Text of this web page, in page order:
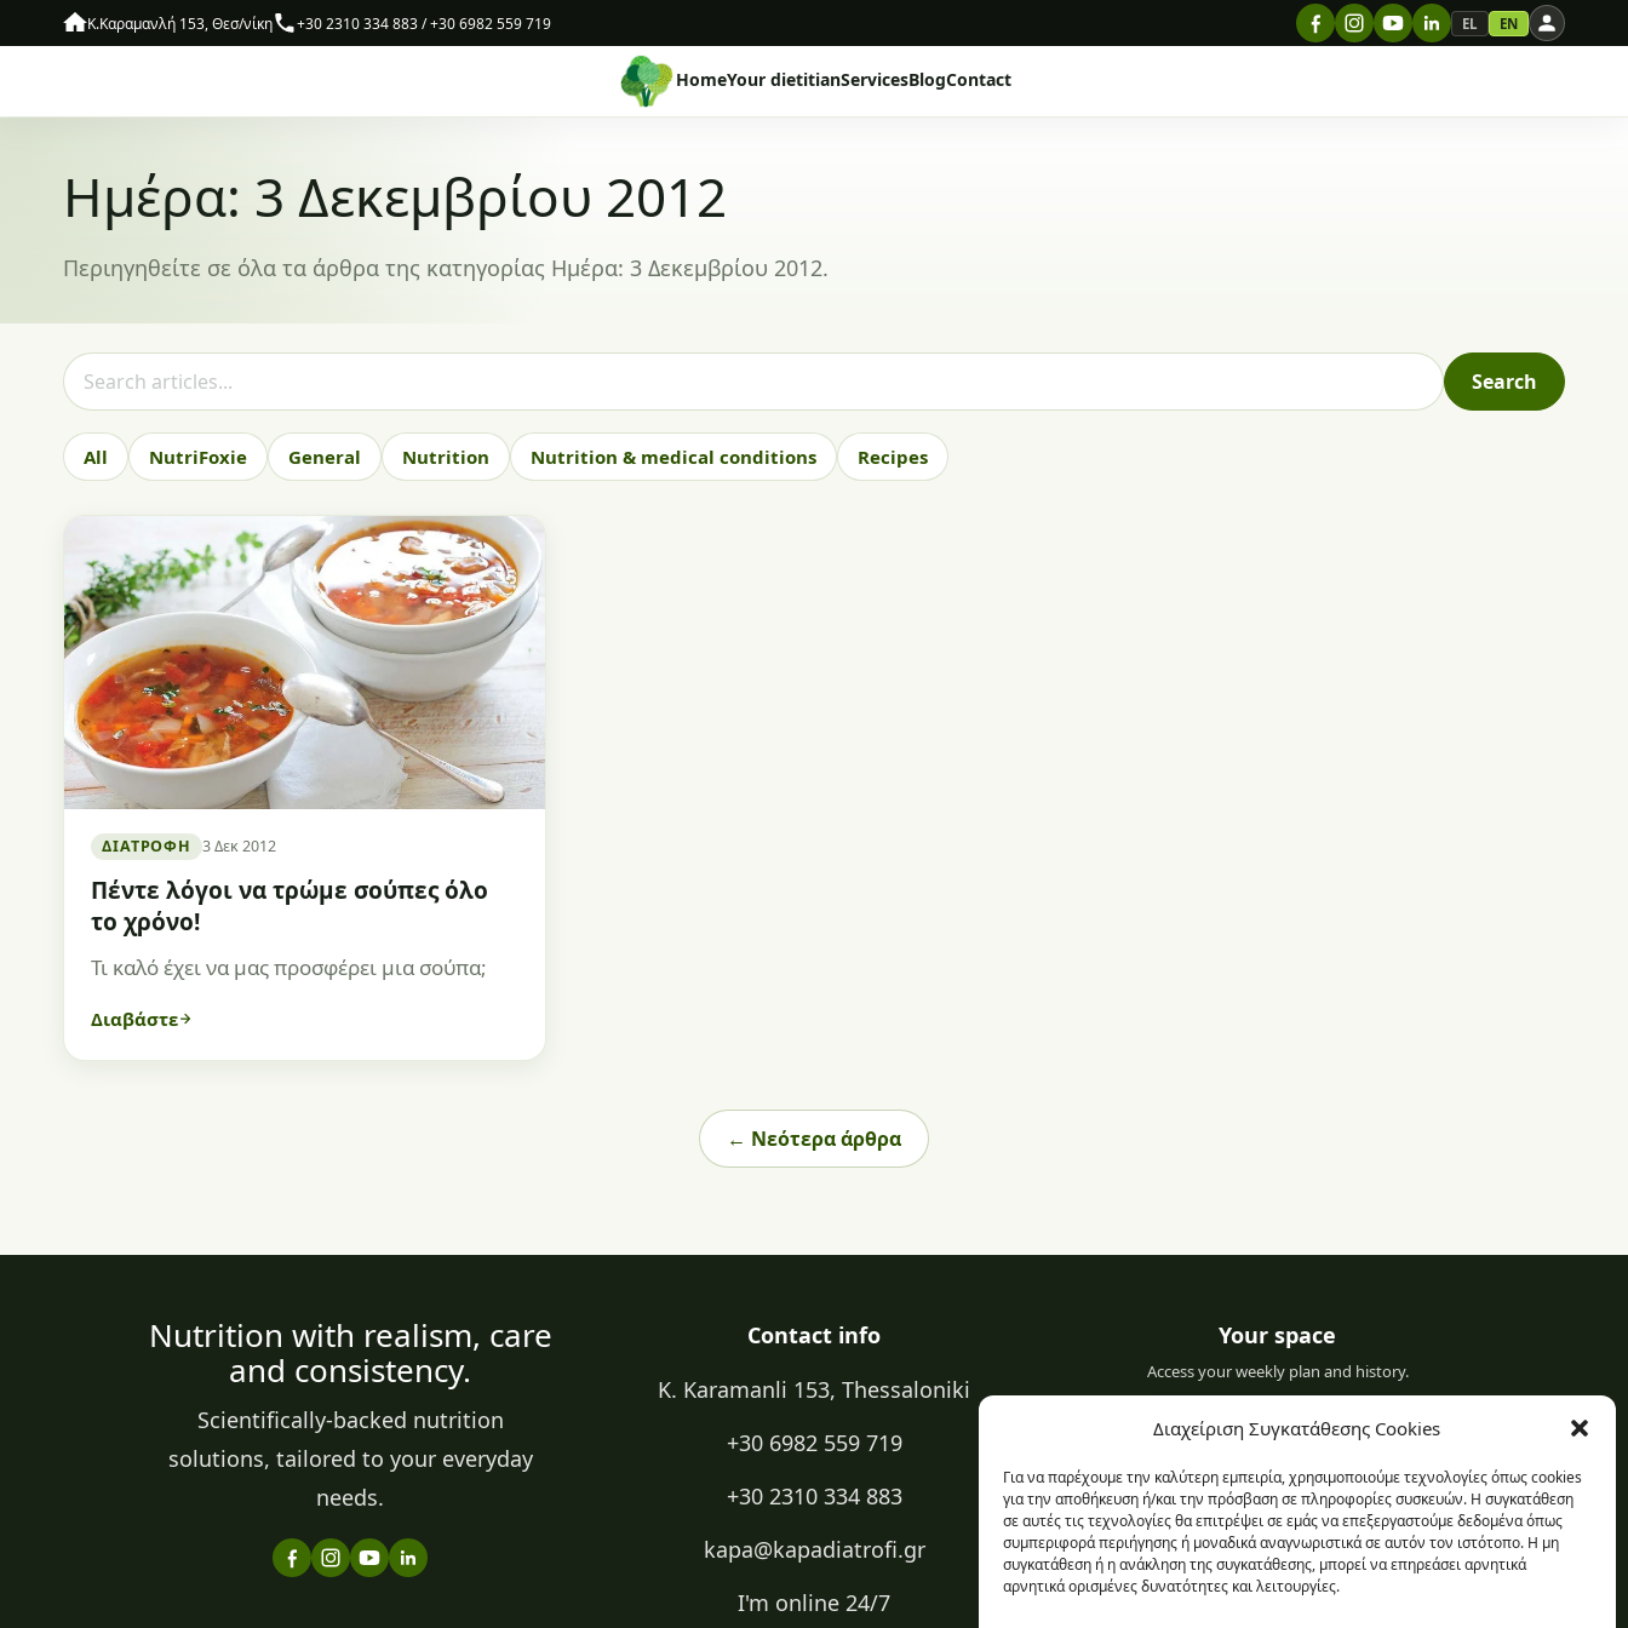
Διαχείριση Συγκατάθεσης Cookies
Για να παρέχουμε την καλύτερη εμπειρία, χρησιμοποιούμε τεχνολογίες όπως cookies
για την αποθήκευση ή/και την πρόσβαση σε πληροφορίες συσκευών. Η συγκατάθεση
σε αυτές τις τεχνολογίες θα επιτρέψει σε εμάς να επεξεργαστούμε δεδομένα όπως
συμπεριφορά περιήγησης ή μοναδικά αναγνωριστικά σε αυτόν τον ιστότοπο. Η μη
συγκατάθεση ή η ανάκληση της συγκατάθεσης, μπορεί να επηρεάσει αρνητικά
αρνητικά ορισμένες δυνατότητες και λειτουργίες.
Skip to contentΚ.Καραμανλή 153, Θεσ/νίκη +30 2310 334 883 / +30 6982 559 719 EL EN
HomeYour dietitianServicesBlogContact
Ημέρα: 3 Δεκεμβρίου 2012
Περιηγηθείτε σε όλα τα άρθρα της κατηγορίας Ημέρα: 3 Δεκεμβρίου 2012.
Search articles
Search
All NutriFoxie General Nutrition Nutrition & medical conditions Recipes
ΔΙΑΤΡΟΦΉ 3 Δεκ 2012
Πέντε λόγοι να τρώμε σούπες όλο
το χρόνο!
Τι καλό έχει να μας προσφέρει μια σούπα;
Διαβάστε
← Νεότερα άρθρα
Nutrition with realism, care
and consistency.
Scientifically-backed nutrition
solutions, tailored to your everyday
needs.
Contact info
K. Karamanli 153, Thessaloniki
+30 6982 559 719
+30 2310 334 883
kapa@kapadiatrofi.gr
I'm online 24/7
Your space
Access your weekly plan and history.
Sign in to your profile